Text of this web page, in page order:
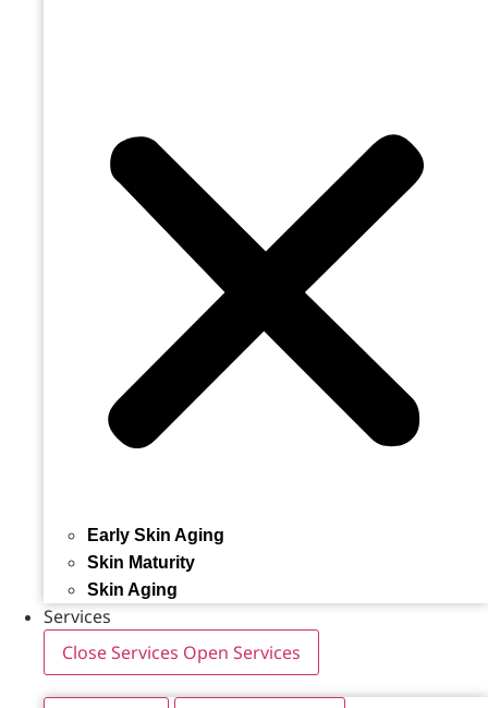
Early Skin Aging
Skin Maturity
Skin Aging
Services
Close Services Open Services